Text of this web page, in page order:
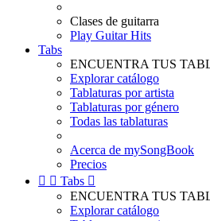
Clases de guitarra
Play Guitar Hits
Tabs
ENCUENTRA TUS
Explorar catálogo
Tablaturas por artista
Tablaturas por género
Todas las tablaturas
Acerca de mySongBook
Precios
  Tabs 
ENCUENTRA TUS
Explorar catálogo